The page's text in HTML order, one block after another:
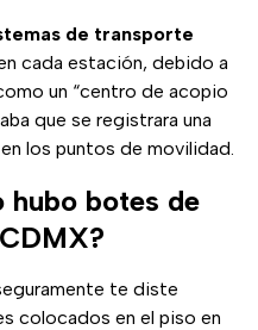
de transporte
cada estación, debido a
un “centro de acopio
que se registrara una
en los puntos de movilidad.
hubo botes de
te diste
colocados en el piso en